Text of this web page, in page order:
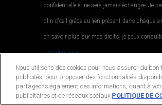
confidentielle et ne sera jamais échangée. Je
clin d'œil grâce au lien présent dans chaque
en savoir plus sur mes droits, je peux
confidentialité..
© 2026 Publications Agora. All Rights
Nous utilisons des cookies pour nous assurer du
publicités, pour proposer des fonctionnalités
partageons également des informations, quant à
publicitaires et de réseaux sociaux.POLITIQUE DE